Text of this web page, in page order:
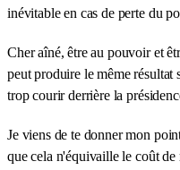
inévitable en cas de perte du
Cher aîné, être au pouvoir et
peut produire le même
trop courir derrière la
Je viens de te donner mon
que cela n'équivaille le coût